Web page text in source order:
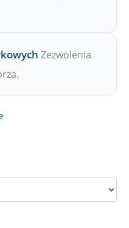
Zezwolenia